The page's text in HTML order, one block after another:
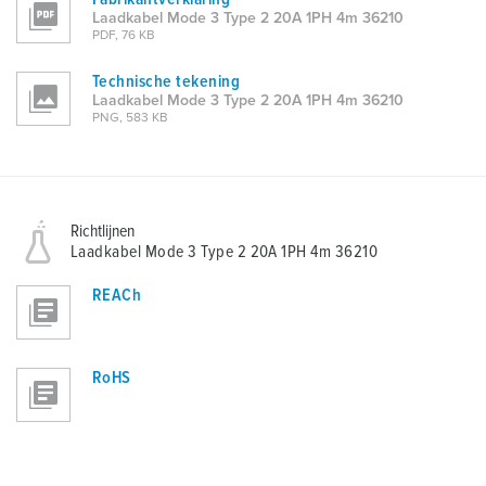
Laadkabel Mode 3 Type 2 20A 1PH 4m 36210
PDF, 76 KB
Technische tekening
Laadkabel Mode 3 Type 2 20A 1PH 4m 36210
PNG, 583 KB
Richtlijnen
Laadkabel Mode 3 Type 2 20A 1PH 4m 36210
REACh
RoHS